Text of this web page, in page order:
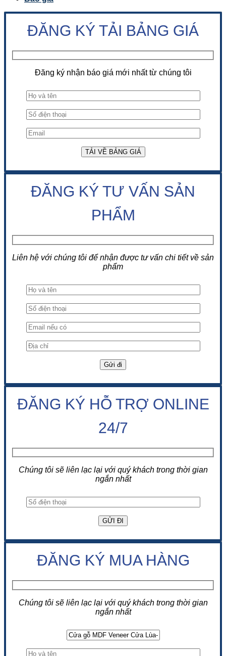
ĐĂNG KÝ TẢI BẢNG GIÁ
Đăng ký nhận báo giá mới nhất từ chúng tôi
ĐĂNG KÝ TƯ VẤN SẢN
PHẨM
Liên hệ với chúng tôi để nhận được tư vấn chi tiết về sản
phẩm
ĐĂNG KÝ HỖ TRỢ ONLINE
24/7
Chúng tôi sẽ liên lạc lại với quý khách trong thời gian
ngắn nhất
ĐĂNG KÝ MUA HÀNG
Chúng tôi sẽ liên lạc lại với quý khách trong thời gian
ngắn nhất